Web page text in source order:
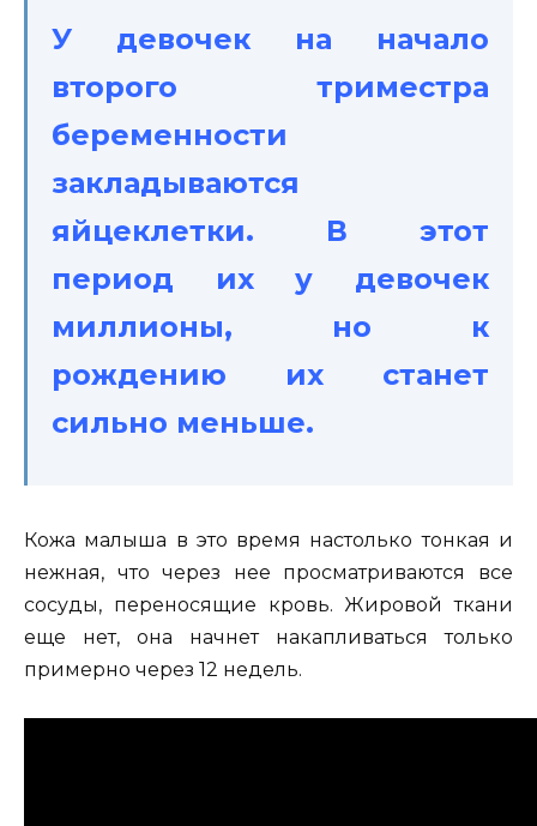
У девочек на начало
второго триместра
беременности
закладываются
яйцеклетки. В этот
период их у девочек
миллионы, но к
рождению их станет
сильно меньше.
Кожа малыша в это время настолько тонкая и
нежная, что через нее просматриваются все
сосуды, переносящие кровь. Жировой ткани
еще нет, она начнет накапливаться только
примерно через 12 недель.